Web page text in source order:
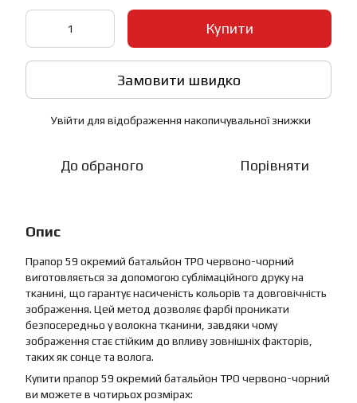
Купити
Замовити швидко
Увійти для відображення накопичувальної знижки
До обраного Порівняти
Опис
Прапор 59 окремий батальйон ТРО червоно-чорний
виготовляється за допомогою сублімаційного друку на
тканині, що гарантує насиченість кольорів та довговічність
зображення. Цей метод дозволяє фарбі проникати
безпосередньо у волокна тканини, завдяки чому
зображення стає стійким до впливу зовнішніх факторів,
таких як сонце та волога.
Купити прапор 59 окремий батальйон ТРО червоно-чорний
ви можете в чотирьох розмірах: